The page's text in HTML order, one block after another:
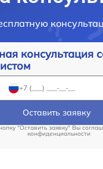
консультация
Оставить заявку
"Оставить заявку" Вы
конфиденциальности